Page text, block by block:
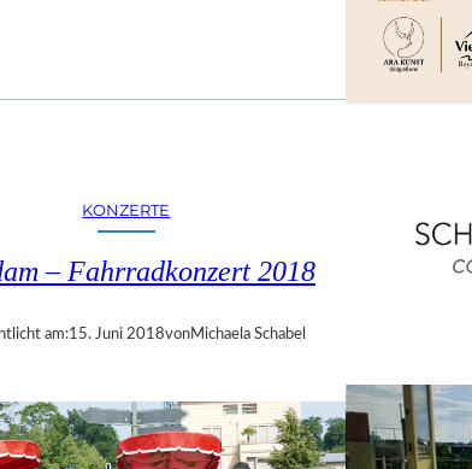
KONZERTE
– Fahrradkonzert 2018
am:15. Juni 2018vonMichaela Schabel